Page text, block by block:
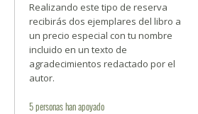
Realizando este tipo de reserva
recibirás dos ejemplares del libro a
un precio especial con tu nombre
incluido en un texto de
agradecimientos redactado por el
autor.
5personashan apoyado